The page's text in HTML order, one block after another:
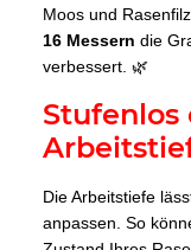
Moos und
16 Messern die
verbessert. 🌿
Stufenlos
Die Arbeitstiefe
anpassen. So